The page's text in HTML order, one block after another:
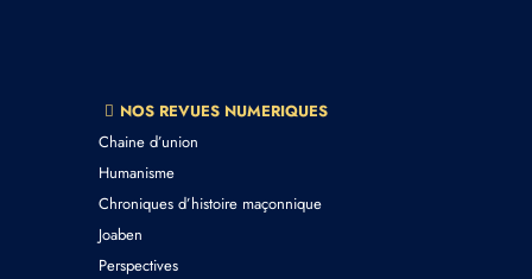
NOS REVUES NUMERIQUES
Chaine d’union
Humanisme
Chroniques d’histoire maçonnique
Joaben
Perspectives